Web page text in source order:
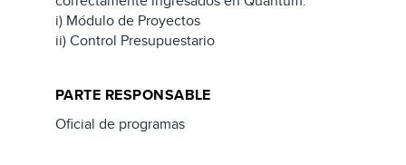
i) Módulo de Proyectos
ii) Control Presupuestario
PARTE RESPONSABLE
Oficial de programas